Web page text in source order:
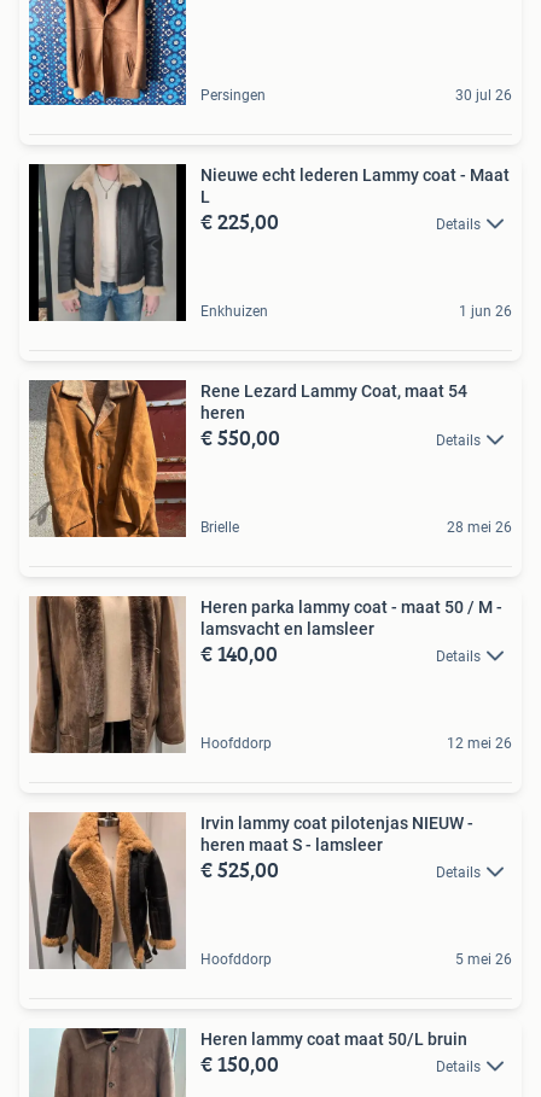
Persingen 30 jul 26
Nieuwe echt lederen Lammy coat - Maat
L
€ 225,00 Details
Enkhuizen 1 jun 26
Rene Lezard Lammy Coat, maat 54
heren
€ 550,00 Details
Brielle 28 mei 26
Heren parka lammy coat - maat 50 / M -
lamsvacht en lamsleer
€ 140,00 Details
Hoofddorp 12 mei 26
Irvin lammy coat pilotenjas NIEUW -
heren maat S - lamsleer
€ 525,00 Details
Hoofddorp 5 mei 26
Heren lammy coat maat 50/L bruin
€ 150,00 Details